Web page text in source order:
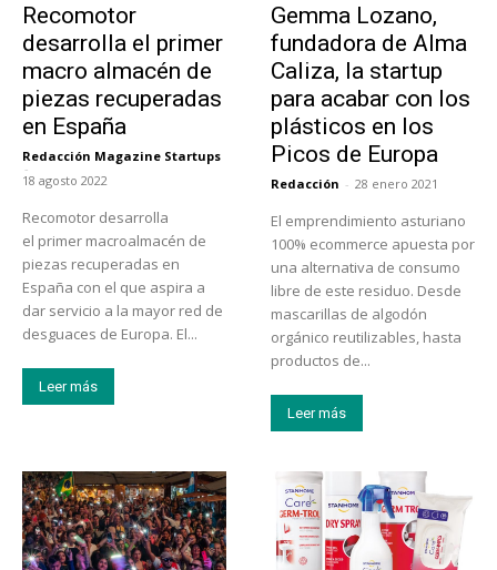
Recomotor
desarrolla el primer
macro almacén de
piezas recuperadas
en España
Redacción Magazine Startups
-
18 agosto 2022
Recomotor desarrolla
el primer macroalmacén de
piezas recuperadas en
España con el que aspira a
dar servicio a la mayor red de
desguaces de Europa. El...
Leer más
Gemma Lozano,
fundadora de Alma
Caliza, la startup
para acabar con los
plásticos en los
Picos de Europa
Redacción - 28 enero 2021
El emprendimiento asturiano
100% ecommerce apuesta por
una alternativa de consumo
libre de este residuo. Desde
mascarillas de algodón
orgánico reutilizables, hasta
productos de...
Leer más